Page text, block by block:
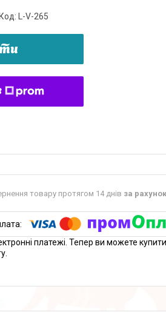
Код: L-V-265
товару протягом 14 днів за
платежі. Тепер ви можете